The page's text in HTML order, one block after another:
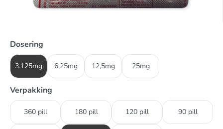
Dosering
3.125mg 6,25mg 12,5mg 25mg
Verpakking
360 pill 180 pill 120 pill 90 pill